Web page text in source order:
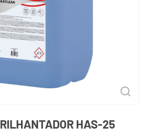
HAS-25